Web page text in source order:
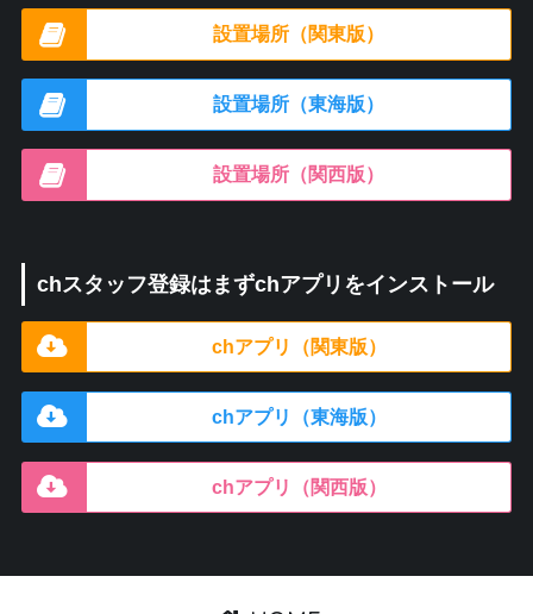
設置場所（関東版）
設置場所（東海版）
設置場所（関西版）
chスタッフ登録はまずchアプリをインストール
chアプリ（関東版）
chアプリ（東海版）
chアプリ（関西版）